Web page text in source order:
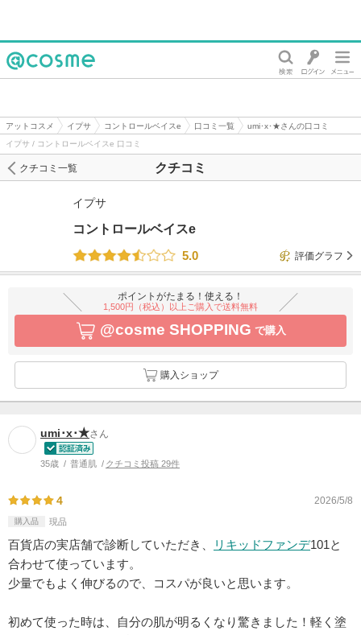
アットコスメ イプサ コントロールベイスe 口コミ一覧
umi･x･★さんの口コミ
イプサ / コントロールベイスe 口コミ
クチコミ
クチコミ一覧
イプサ
コントロールベイスe
5.0
評価グラフ
ポイントがたまる！使える！
1,500円（税込）以上ご購入で送料無料
@cosme SHOPPING で購入
購入ショップ
umi･x･★さん
35歳 普通肌 クチコミ投稿 29件
4 2026/5/8
購入品 現品
百貨店の実店舗で診断していただき、 リキッドファンデ101と
合わせて使っています。
少量でもよく伸びるので、コスパが良いと思います。
初めて使った時は、自分の肌が明るくなり驚きました！軽く塗